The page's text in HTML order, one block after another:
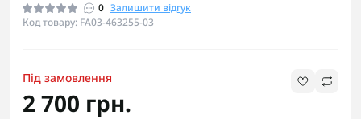
0 Залишити відгук
Код товару: FA03-463255-03
Під замовлення
2 700 грн.